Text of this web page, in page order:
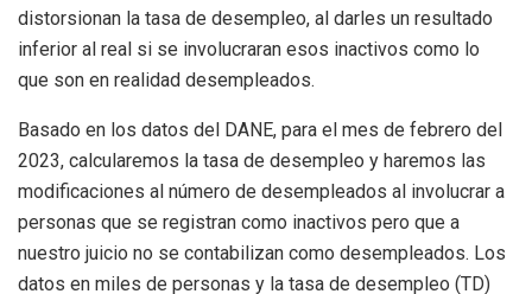
distorsionan la tasa de desempleo, al darles un resultado
inferior al real si se involucraran esos inactivos como lo
que son en realidad desempleados.
Basado en los datos del DANE, para el mes de febrero del
2023, calcularemos la tasa de desempleo y haremos las
modificaciones al número de desempleados al involucrar a
personas que se registran como inactivos pero que a
nuestro juicio no se contabilizan como desempleados. Los
datos en miles de personas y la tasa de desempleo (TD)